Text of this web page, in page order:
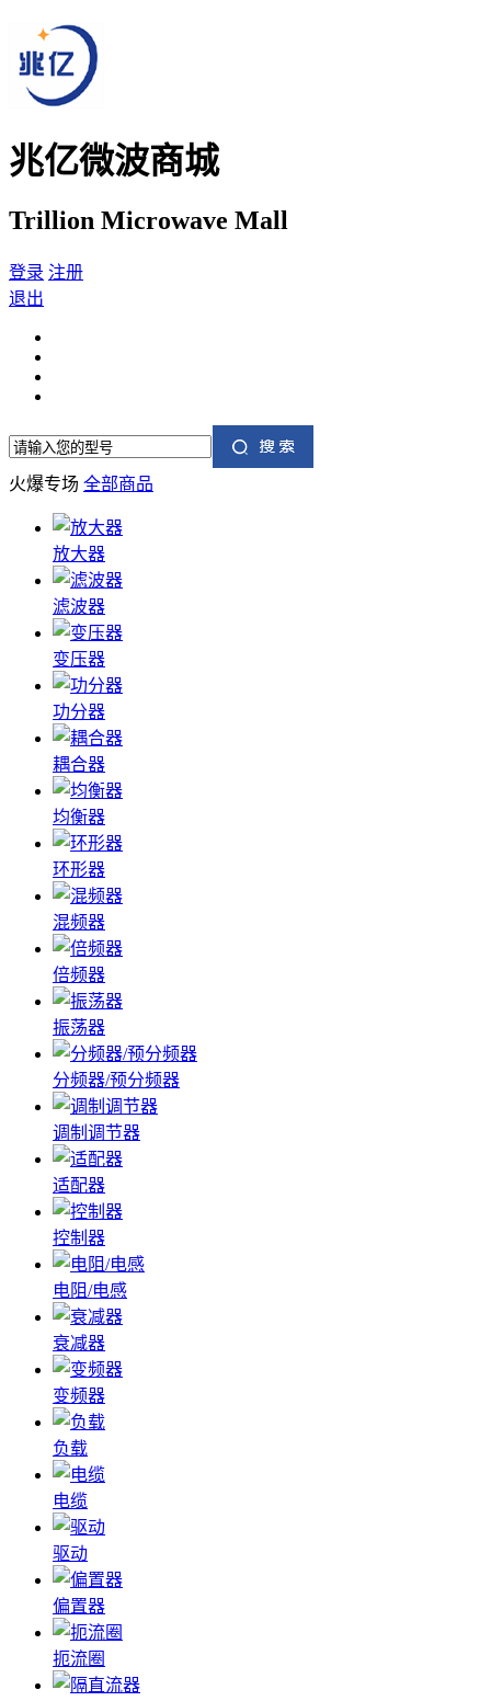
兆亿微波商城
Trillion Microwave Mall
登录 注册
退出
火爆专场 全部商品
放大器
滤波器
变压器
功分器
耦合器
均衡器
环形器
混频器
倍频器
振荡器
分频器/预分频器
调制调节器
适配器
控制器
电阻/电感
衰减器
变频器
负载
电缆
驱动
偏置器
扼流圈